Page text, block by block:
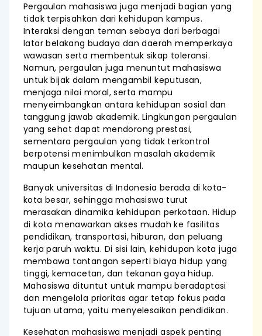
Pergaulan mahasiswa juga menjadi bagian yang
tidak terpisahkan dari kehidupan kampus.
Interaksi dengan teman sebaya dari berbagai
latar belakang budaya dan daerah memperkaya
wawasan serta membentuk sikap toleransi.
Namun, pergaulan juga menuntut mahasiswa
untuk bijak dalam mengambil keputusan,
menjaga nilai moral, serta mampu
menyeimbangkan antara kehidupan sosial dan
tanggung jawab akademik. Lingkungan pergaulan
yang sehat dapat mendorong prestasi,
sementara pergaulan yang tidak terkontrol
berpotensi menimbulkan masalah akademik
maupun kesehatan mental.
Banyak universitas di Indonesia berada di kota-
kota besar, sehingga mahasiswa turut
merasakan dinamika kehidupan perkotaan. Hidup
di kota menawarkan akses mudah ke fasilitas
pendidikan, transportasi, hiburan, dan peluang
kerja paruh waktu. Di sisi lain, kehidupan kota juga
membawa tantangan seperti biaya hidup yang
tinggi, kemacetan, dan tekanan gaya hidup.
Mahasiswa dituntut untuk mampu beradaptasi
dan mengelola prioritas agar tetap fokus pada
tujuan utama, yaitu menyelesaikan pendidikan.
Kesehatan mahasiswa menjadi aspek penting